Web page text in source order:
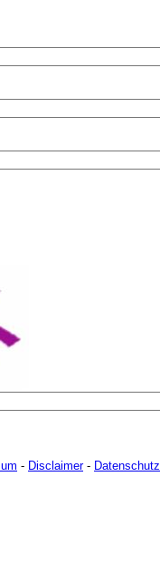
- Disclaimer-